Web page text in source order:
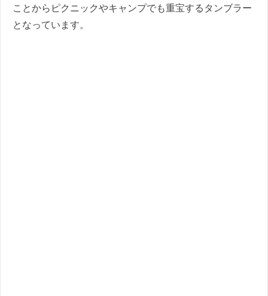
ことからピクニックやキャンプでも重宝するタンブラー
となっています。